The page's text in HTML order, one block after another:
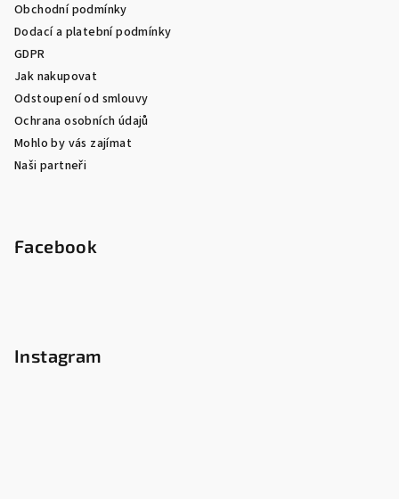
Obchodní podmínky
Dodací a platební podmínky
GDPR
Jak nakupovat
Odstoupení od smlouvy
Ochrana osobních údajů
Mohlo by vás zajímat
Naši partneři
Facebook
Instagram